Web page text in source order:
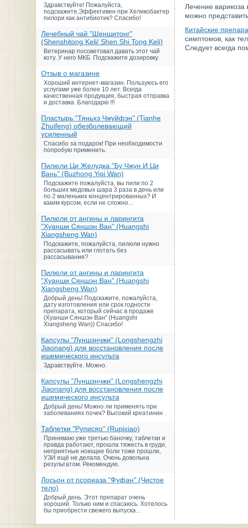
Здравствуйте! Пожалуйста,
подскажите,Эффективен при Хеликобактер
пилори как антибиотик? Спасибо!
Лечебный чай "Шеншитонг"
(Shenshitong Keli/ Shen Shi Tong Keli)
Ветеринар посоветовал давать этот чай
коту. У него МКБ. Подскажите дозировку.
Отзыв о магазине
Хороший интернет-магазин. Пользуюсь его
услугами уже более 10 лет. Всегда
качественная продукция, быстрая отправка
и доставка. Благодарю !!!
Пластырь "Тяньхэ Чжуйфэн" (Tianhe
Zhuifeng) обезболевающий
усиленный
Спасибо за подарок! При необходимости
попробую применить.
Пилюли Ци Желудка "Бу Чжун И Ци
Вань" (Buzhong Yiqi Wan)
Подскажите пожалуйста, вы пили по 2
больших медовых шара 3 раза в день или
по 2 маленьких концентрированных? И
каким курсом, если не сложно...
Пилюли от ангины и ларингита
"Хуанши Сяншэн Ван" (Huangshi
Xiangsheng Wan)
Подскажите, пожалуйста, пилюли нужно
рассасывать или глотать без
рассасывания?
Пилюли от ангины и ларингита
"Хуанши Сяншэн Ван" (Huangshi
Xiangsheng Wan)
Добрый день! Подскажите, пожалуйста,
дату изготовления или срок годности
препарата, который сейчас в продаже
(Хуанши Сяншэн Ван" (Huangshi
Xiangsheng Wan)) Спасибо!
Капсулы "Луншэнчжи" (Longshengzhi
Jiaonang) для восстановления после
ишемического инсульта
Здравствуйте. Можно.
Капсулы "Луншэнчжи" (Longshengzhi
Jiaonang) для восстановления после
ишемического инсульта
Добрый день! Можно ли применять при
заболеваниях почек? Высокий креатинин .
Таблетки "Руписяо" (Rupixiao)
Принимаю уже третью баночку, таблетки и
правда работают, прошла тяжесть в груди,
неприятные ноющие боли тоже прошли,
УЗИ ещё не делала. Очень довольна
результатом. Рекомендую.
Лосьон от псориаза "Фуфан" (Чистое
тело)
Добрый день. Этот препарат очень
хороший. Только ним и спасаюсь. Хотелось
бы приобрести свежего выпуска...
Лечение варикоза
можно
Китайские
симптомов, как
Следует всегда